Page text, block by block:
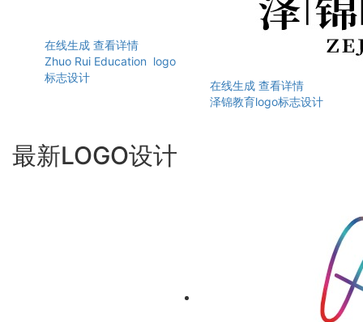
在线生成 查看详情
Zhuo Rui Education logo
标志设计
在线生成 查看详情
泽锦教育logo标志设计
最新LOGO设计